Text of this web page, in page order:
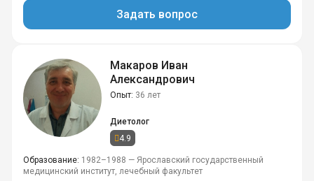
Задать вопрос
Макаров Иван
Александрович
4.9
Опыт 36 лет
Диетолог
Образование 1982–1988 — Ярославский государственный
медицинский институт, лечебный факультет